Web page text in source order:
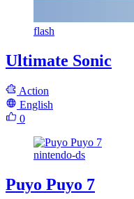
flash
Ultimate Sonic
Action
English
0
nintendo-ds
Puyo Puyo 7